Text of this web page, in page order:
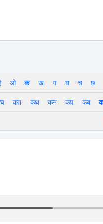
ओ क ख ग घ च छ
कत कथ कन कप कब